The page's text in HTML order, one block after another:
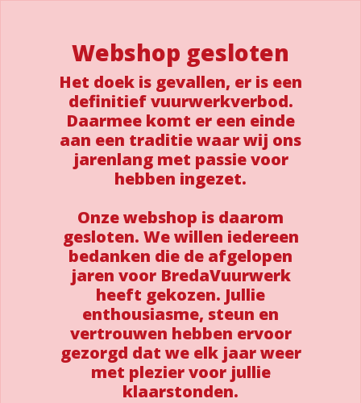
Webshop gesloten
Het doek is gevallen, er is een
definitief vuurwerkverbod.
Daarmee komt er een einde
aan een traditie waar wij ons
jarenlang met passie voor
hebben ingezet.
Onze webshop is daarom
gesloten. We willen iedereen
bedanken die de afgelopen
jaren voor BredaVuurwerk
heeft gekozen. Jullie
enthousiasme, steun en
vertrouwen hebben ervoor
gezorgd dat we elk jaar weer
met plezier voor jullie
klaarstonden.